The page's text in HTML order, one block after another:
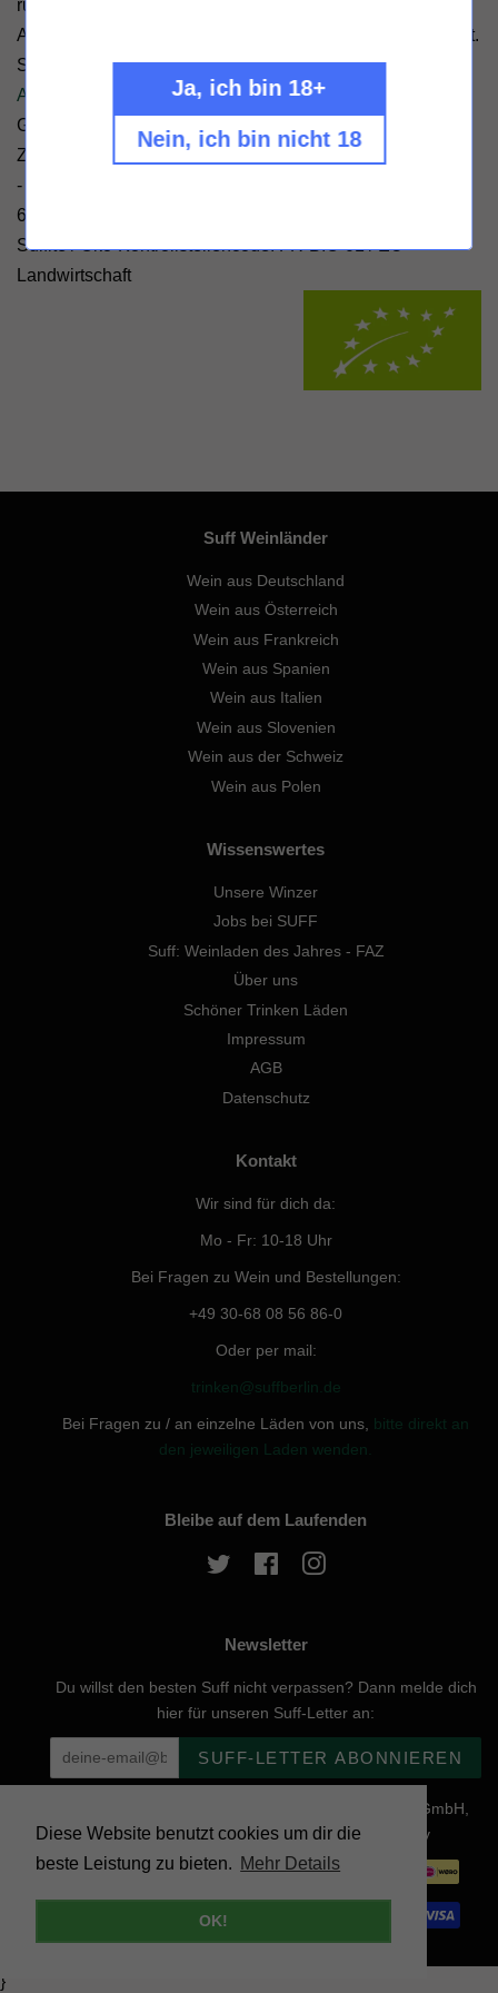
Diese Website benutzt cookies um dir die
beste Leistung zu bieten. Mehr Details
OK!
rund, Annolium hat Schmelz, Honig- und Kräuteraromen.
Aber zu viele Worte. Annolium muss man probieren. Punkt.
Sagt dein Suffkopp Sylvain
Alle Weine von Domaine des Trouillères.
Geschmack: trocken - Zertifizierung: EU–Öko/Bio–
Zertifizierung - Füllmenge: 750ml - Alkoholgehalt 14% Vol.
- Hersteller: Domaine des Trouillères, 5 Rue de Tobize,
63730 Les Martres-de-Veyre, Frankreich - Allergene:
Sulfite /Öko-Kontrollstellencode: FR-BIO-01/EU-
Landwirtschaft
Suff Weinländer
Wein aus Deutschland
Wein aus Österreich
Wein aus Frankreich
Wein aus Spanien
Wein aus Italien
Wein aus Slovenien
Wein aus der Schweiz
Wein aus Polen
Wissenswertes
Unsere Winzer
Jobs bei SUFF
Suff: Weinladen des Jahres - FAZ
Über uns
Schöner Trinken Läden
Impressum
AGB
Datenschutz
Kontakt
Wir sind für dich da:
Mo - Fr: 10-18 Uhr
Bei Fragen zu Wein und Bestellungen:
+49 30-68 08 56 86-0
Oder per mail:
trinken@suffberlin.de
Bei Fragen zu / an einzelne Läden von uns, bitte direkt an
den jeweiligen Laden wenden.
Bleibe auf dem Laufenden
Twitter Facebook
Newsletter
Du willst den besten Suff nicht verpassen? Dann melde dich
hier für unseren Suff-Letter an:
SUFF-LETTER ABONNIEREN
Urheberrecht © 2026, website created by Naturgenuss GmbH,
Nobelstraße 20, 12057 Berlin - Powered by Shopify
Zahlungsarten
}
Ja, ich bin 18+
Nein, ich bin nicht 18